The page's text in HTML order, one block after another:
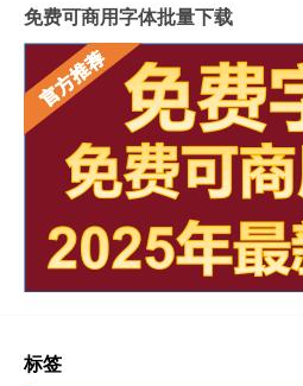
免费可商用字体批量下载
标签